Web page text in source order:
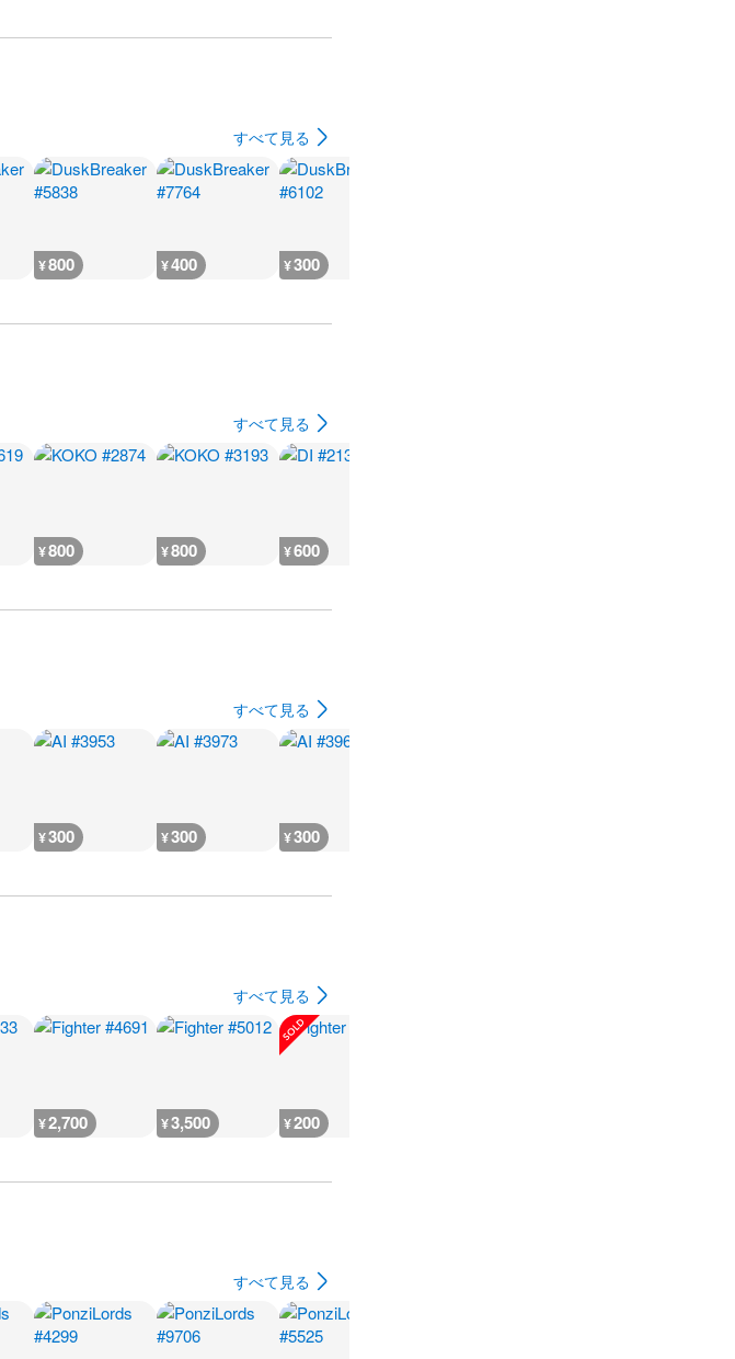
すべて見る
¥800 ¥400 ¥300
すべて見る
¥800 ¥800 ¥600
すべて見る
¥300 ¥300 ¥300
すべて見る
¥2,700 ¥3,500 ¥200
すべて見る